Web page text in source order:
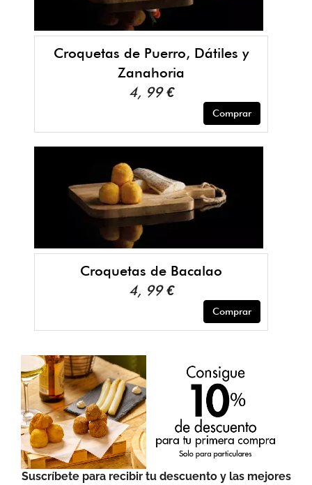
Croquetas de Puerro, Dátiles y
Zanahoria
4, 99 €
Comprar
Croquetas de Bacalao
4, 99 €
Comprar
Suscríbete para recibir tu descuento y las mejores